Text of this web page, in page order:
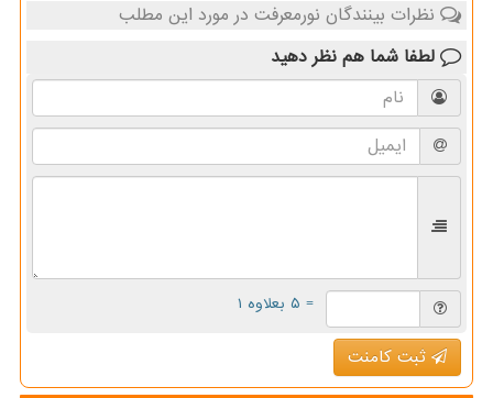
نظرات بینندگان نورمعرفت در مورد این مطلب
لطفا شما هم نظر دهید
= ۵ بعلاوه ۱
ثبت کامنت